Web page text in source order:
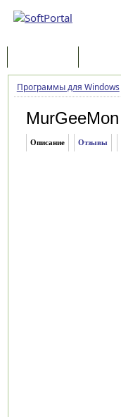
Программы для Windows
MurGeeMon
Описание Отзывы